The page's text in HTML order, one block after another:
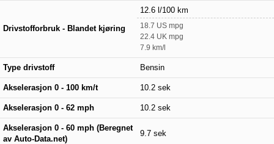
Drivstofforbruk - Blandet kjøring
12.6 l/100 km
18.7 US mpg
22.4 UK mpg
7.9 km/l
Type drivstoff Bensin
Akselerasjon 0 - 100 km/t 10.2 sek
Akselerasjon 0 - 62 mph 10.2 sek
Akselerasjon 0 - 60 mph (Beregnet
av Auto-Data.net)
9.7 sek